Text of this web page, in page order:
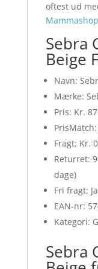
oftest ud
Sebra
Beige
Navn:
Mærke:
Pris: Kr.
PrisMatch:
Fragt: Kr.
Returret:
dage)
Fri fragt:
EAN-nr:
Kategori:
Sebra